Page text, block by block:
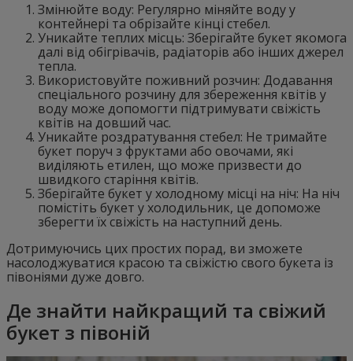
Змінюйте воду: Регулярно міняйте воду у
контейнері та обрізайте кінці стебел.
Уникайте теплих місць: Зберігайте букет якомога
далі від обігрівачів, радіаторів або інших джерел
тепла.
Використовуйте поживний розчин: Додавання
спеціального розчину для збереження квітів у
воду може допомогти підтримувати свіжість
квітів на довший час.
Уникайте роздратування стебел: Не тримайте
букет поруч з фруктами або овочами, які
виділяють етилен, що може призвести до
швидкого старіння квітів.
Зберігайте букет у холодному місці на ніч: На ніч
помістіть букет у холодильник, це допоможе
зберегти їх свіжість на наступний день.
Дотримуючись цих простих порад, ви зможете
насолоджуватися красою та свіжістю свого букета із
півоніями дуже довго.
Де знайти найкращий та свіжий
букет з півоній